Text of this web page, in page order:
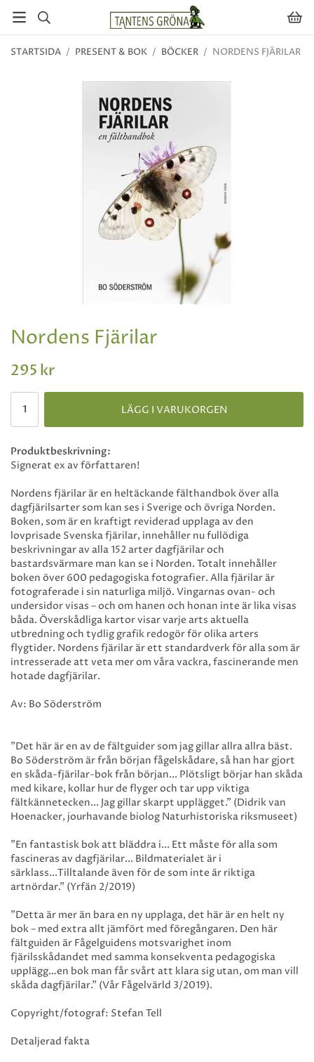
STARTSIDA / PRESENT & BOK / BÖCKER / NORDENS FJÄRILAR
Nordens Fjärilar
295 kr
LÄGG I VARUKORGEN
Produktbeskrivning:
Signerat ex av författaren!
Nordens fjärilar är en heltäckande fälthandbok över alla
dagfjärilsarter som kan ses i Sverige och övriga Norden.
Boken, som är en kraftigt reviderad upplaga av den
lovprisade Svenska fjärilar, innehåller nu fullödiga
beskrivningar av alla 152 arter dagfjärilar och
bastardsvärmare man kan se i Norden. Totalt innehåller
boken över 600 pedagogiska fotografier. Alla fjärilar är
fotograferade i sin naturliga miljö. Vingarnas ovan- och
undersidor visas – och om hanen och honan inte är lika visas
båda. Överskådliga kartor visar varje arts aktuella
utbredning och tydlig grafik redogör för olika arters
flygtider. Nordens fjärilar är ett standardverk för alla som är
intresserade att veta mer om våra vackra, fascinerande men
hotade dagfjärilar.
Av: Bo Söderström
"Det här är en av de fältguider som jag gillar allra allra bäst.
Bo Söderström är från början fågelskådare, så han har gjort
en skåda-fjärilar-bok från början... Plötsligt börjar han skåda
med kikare, kollar hur de flyger och tar upp viktiga
fältkännetecken... Jag gillar skarpt upplägget." (Didrik van
Hoenacker, jourhavande biolog Naturhistoriska riksmuseet)
"En fantastisk bok att bläddra i... Ett måste för alla som
fascineras av dagfjärilar... Bildmaterialet är i
särklass...Tilltalande även för de som inte är riktiga
artnördar." (Yrfän 2/2019)
”Detta är mer än bara en ny upplaga, det här är en helt ny
bok – med extra allt jämfört med föregångaren. Den här
fältguiden är Fågelguidens motsvarighet inom
fjärilsskådandet med samma konsekventa pedagogiska
upplägg…en bok man får svårt att klara sig utan, om man vill
skåda dagfjärilar.” (Vår Fågelvärld 3/2019).
Copyright/fotograf: Stefan Tell
Detaljerad fakta